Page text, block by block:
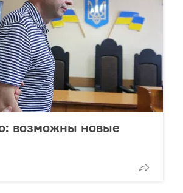
возможны новые